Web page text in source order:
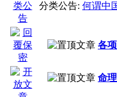
分类公告: 何谓中
各
命